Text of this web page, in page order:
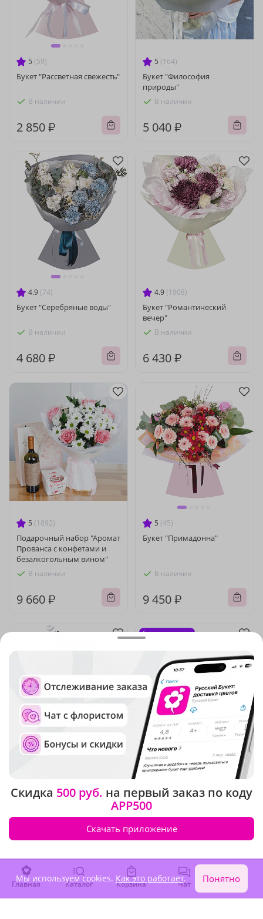
5 (59)
Букет "Рассветная свежесть"
В наличии
2 850 ₽
5 (164)
Букет "Философия
природы"
В наличии
5 040 ₽
4.9 (74)
Букет "Серебряные воды"
В наличии
4 680 ₽
4.9 (1908)
Букет "Романтический
вечер"
В наличии
6 430 ₽
5 (1892)
Подарочный набор "Аромат
Прованса с конфетами и
безалкогольным вином"
В наличии
9 660 ₽
5 (45)
Букет "Примадонна"
В наличии
9 450 ₽
4.9(19)
"Счастье навсегда!"
16 550 ₽
Сезонные цветы
Главная Каталог Корзина Чат Войти
Скидка 500 руб. на первый заказ по коду
APP500
Скачать приложение
Мы используем cookies. Как это работает. Понятно